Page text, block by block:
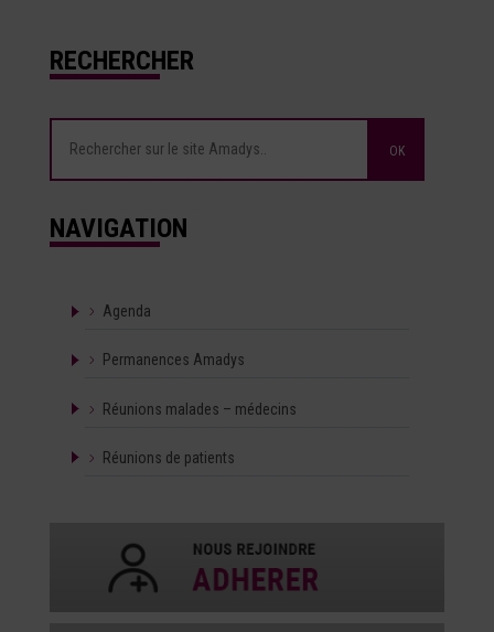
RECHERCHER
NAVIGATION
Agenda
Permanences Amadys
Réunions malades – médecins
Réunions de patients